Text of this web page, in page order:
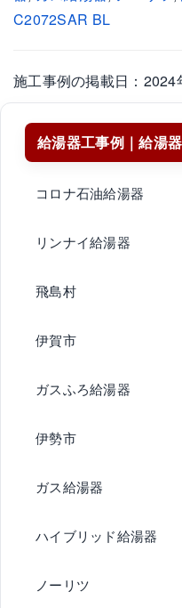
C2072SAR BL
施工事例の掲載日：
給湯器工事例｜給湯
コロナ石油給湯器
リンナイ給湯器
飛島村
伊賀市
ガスふろ給湯器
伊勢市
ガス給湯器
ハイブリッド給湯器
ノーリツ